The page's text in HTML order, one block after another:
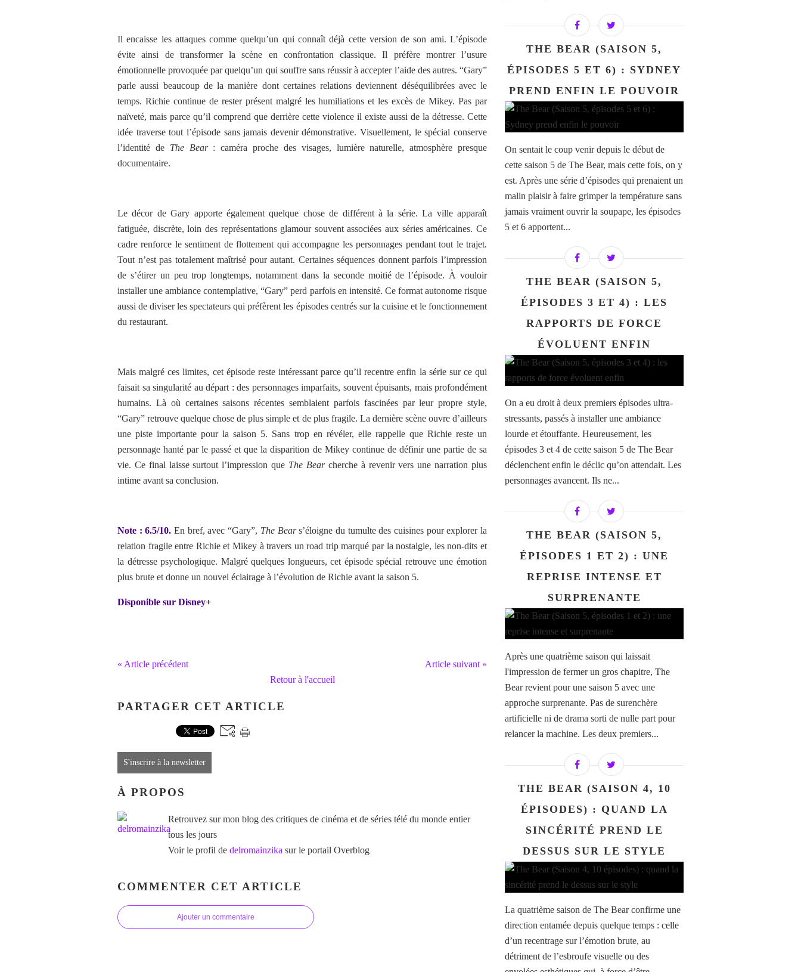
Il encaisse les attaques comme quelqu’un qui connaît déjà cette version de son ami. L’épisode
évite ainsi de transformer la scène en confrontation classique. Il préfère montrer l’usure
émotionnelle provoquée par quelqu’un qui souffre sans réussir à accepter l’aide des autres. “Gary”
parle aussi beaucoup de la manière dont certaines relations deviennent déséquilibrées avec le
temps. Richie continue de rester présent malgré les humiliations et les excès de Mikey. Pas par
naïveté, mais parce qu’il comprend que derrière cette violence il existe aussi de la détresse. Cette
idée traverse tout l’épisode sans jamais devenir démonstrative. Visuellement, le spécial conserve
l’identité deThe Bear: caméra proche des visages, lumière naturelle, atmosphère presque
documentaire.
Le décor de Gary apporte également quelque chose de différent à la série. La ville apparaît
fatiguée, discrète, loin des représentations glamour souvent associées aux séries américaines. Ce
cadre renforce le sentiment de flottement qui accompagne les personnages pendant tout le trajet.
Tout n’est pas totalement maîtrisé pour autant. Certaines séquences donnent parfois l’impression
de s’étirer un peu trop longtemps, notamment dans la seconde moitié de l’épisode. À vouloir
installer une ambiance contemplative, “Gary” perd parfois en intensité. Ce format autonome risque
aussi de diviser les spectateurs qui préfèrent les épisodes centrés sur la cuisine et le fonctionnement
du restaurant.
Mais malgré ces limites, cet épisode reste intéressant parce qu’il recentre enfin la série sur ce qui
faisait sa singularité au départ : des personnages imparfaits, souvent épuisants, mais profondément
humains. Là où certaines saisons récentes semblaient parfois fascinées par leur propre style,
“Gary” retrouve quelque chose de plus simple et de plus fragile. La dernière scène ouvre d’ailleurs
une piste importante pour la saison 5. Sans trop en révéler, elle rappelle que Richie reste un
personnage hanté par le passé et que la disparition de Mikey continue de définir une partie de sa
vie. Ce final laisse surtout l’impression que The Bear cherche à revenir vers une narration plus
intime avant sa conclusion.
Note : 6.5/10. En bref, avec “Gary”, The Bears’éloigne du tumulte des cuisines pour explorer la
relation fragile entre Richie et Mikey à travers un road trip marqué par la nostalgie, les non-dits et
la détresse psychologique. Malgré quelques longueurs, cet épisode spécial retrouve une émotion
plus brute et donne un nouvel éclairage à l’évolution de Richie avant la saison 5.
Disponible sur Disney+
« Article précédent
Article suivant »
Retour à l'accueil
PARTAGER CET ARTICLE
S'inscrire à la newsletter
À PROPOS
Retrouvez sur mon blog des critiques de cinéma et de séries télé du monde entier
tous les jours
Voir le profil de delromainzika sur le portail Overblog
COMMENTER CET ARTICLE
Ajouter un commentaire
THE BEAR (SAISON 5,
ÉPISODES 5 ET 6) : SYDNEY
PREND ENFIN LE POUVOIR
On sentait le coup venir depuis le début de
cette saison 5 de The Bear, mais cette fois, on y
est. Après une série d’épisodes qui prenaient un
malin plaisir à faire grimper la température sans
jamais vraiment ouvrir la soupape, les épisodes
5 et 6 apportent...
THE BEAR (SAISON 5,
ÉPISODES 3 ET 4) : LES
RAPPORTS DE FORCE
ÉVOLUENT ENFIN
On a eu droit à deux premiers épisodes ultra-
stressants, passés à installer une ambiance
lourde et étouffante. Heureusement, les
épisodes 3 et 4 de cette saison 5 de The Bear
déclenchent enfin le déclic qu’on attendait. Les
personnages avancent. Ils ne...
THE BEAR (SAISON 5,
ÉPISODES 1 ET 2) : UNE
REPRISE INTENSE ET
SURPRENANTE
Après une quatrième saison qui laissait
l'impression de fermer un gros chapitre, The
Bear revient pour une saison 5 avec une
approche surprenante. Pas de surenchère
artificielle ni de drama sorti de nulle part pour
relancer la machine. Les deux premiers...
THE BEAR (SAISON 4, 10
ÉPISODES) : QUAND LA
SINCÉRITÉ PREND LE
DESSUS SUR LE STYLE
La quatrième saison de The Bear confirme une
direction entamée depuis quelque temps : celle
d’un recentrage sur l’émotion brute, au
détriment de l’esbroufe visuelle ou des